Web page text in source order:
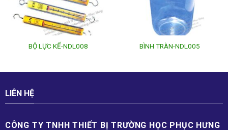
BỘ LỰC KẾ-NDL008 BÌNH TRÀN-NDL005
LIÊN HỆ
CÔNG TY TNHH THIẾT BỊ TRƯỜNG HỌC PHỤC H­ƯNG